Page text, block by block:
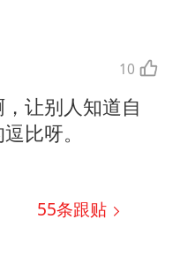
10
让别人知道自
比呀。
55条跟贴